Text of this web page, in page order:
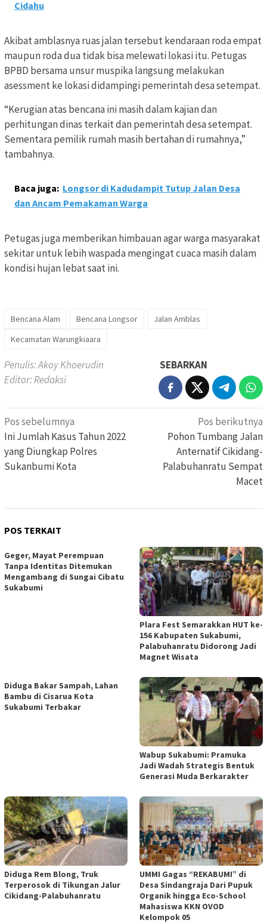
Cidahu
Akibat amblasnya ruas jalan tersebut kendaraan roda empat
maupun roda dua tidak bisa melewati lokasi itu. Petugas
BPBD bersama unsur muspika langsung melakukan
asessment ke lokasi didampingi pemerintah desa setempat.
“Kerugian atas bencana ini masih dalam kajian dan
perhitungan dinas terkait dan pemerintah desa setempat.
Sementara pemilik rumah masih bertahan di rumahnya,”
tambahnya.
Baca juga: Longsor di Kadudampit Tutup Jalan Desa
dan Ancam Pemakaman Warga
Petugas juga memberikan himbauan agar warga masyarakat
sekitar untuk lebih waspada mengingat cuaca masih dalam
kondisi hujan lebat saat ini.
Bencana Alam Bencana Longsor
Jalan Amblas
Kecamatan Warungkiaara
Penulis: Akoy Khoerudin
Editor: Redaksi
SEBARKAN
Navigasi
pos
Pos sebelumnya
Ini Jumlah Kasus Tahun 2022
yang Diungkap Polres
Sukanbumi Kota
Pos berikutnya
Pohon Tumbang Jalan
Anternatif Cikidang-
Palabuhanratu Sempat
Macet
POS TERKAIT
Geger, Mayat Perempuan
Tanpa Identitas Ditemukan
Mengambang di Sungai Cibatu
Sukabumi
Plara Fest Semarakkan HUT ke-
156 Kabupaten Sukabumi,
Palabuhanratu Didorong Jadi
Magnet Wisata
Diduga Bakar Sampah, Lahan
Bambu di Cisarua Kota
Sukabumi Terbakar
Wabup Sukabumi: Pramuka
Jadi Wadah Strategis Bentuk
Generasi Muda Berkarakter
Diduga Rem Blong, Truk
Terperosok di Tikungan Jalur
Cikidang-Palabuhanratu
UMMI Gagas “REKABUMI” di
Desa Sindangraja Dari Pupuk
Organik hingga Eco-School
Mahasiswa KKN OVOD
Kelompok 05